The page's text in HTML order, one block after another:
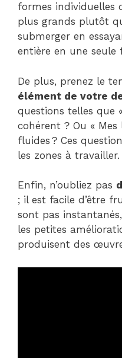
formes individuelles
plus grands plutôt
submerger en
entière en une seule
De plus, prenez le
élément de votre
questions telles que
cohérent ? Ou «
fluides ? Ces
les zones à travailler.
Enfin, n’oubliez pas
; il est facile d’être
sont pas
les petites
produisent des